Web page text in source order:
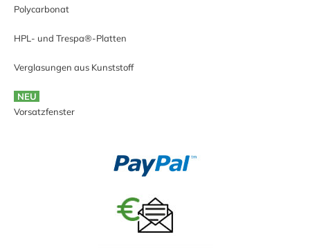
Polycarbonat
HPL- und Trespa®-Platten
Verglasungen aus Kunststoff
NEU
Vorsatzfenster